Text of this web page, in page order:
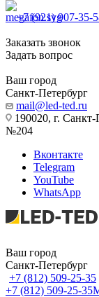
+7 (921) 907-35-
Заказать звонок
Задать вопрос
Ваш город
Санкт-Петербург
mail@led-ted.ru
190020, г.
№204
Вконтакте
Telegram
YouTube
WhatsApp
Ваш город
Санкт-Петербург
+7 (812) 509-25-35
+7 (812) 509-25-35